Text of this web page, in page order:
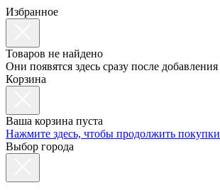
Избранное
Товаров не найдено
Они появятся здесь сразу после добавления
Корзина
Ваша корзина пуста
Нажмите здесь, чтобы продолжить покупки
Выбор города